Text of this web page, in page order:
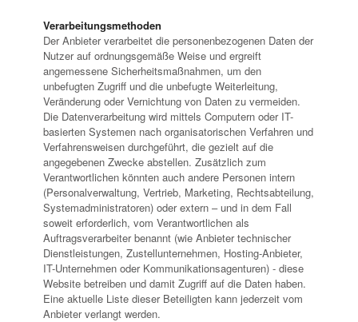
Verarbeitungsmethoden
Der Anbieter verarbeitet die personenbezogenen Daten der
Nutzer auf ordnungsgemäße Weise und ergreift
angemessene Sicherheitsmaßnahmen, um den
unbefugten Zugriff und die unbefugte Weiterleitung,
Veränderung oder Vernichtung von Daten zu vermeiden.
Die Datenverarbeitung wird mittels Computern oder IT-
basierten Systemen nach organisatorischen Verfahren und
Verfahrensweisen durchgeführt, die gezielt auf die
angegebenen Zwecke abstellen. Zusätzlich zum
Verantwortlichen könnten auch andere Personen intern
(Personalverwaltung, Vertrieb, Marketing, Rechtsabteilung,
Systemadministratoren) oder extern – und in dem Fall
soweit erforderlich, vom Verantwortlichen als
Auftragsverarbeiter benannt (wie Anbieter technischer
Dienstleistungen, Zustellunternehmen, Hosting-Anbieter,
IT-Unternehmen oder Kommunikationsagenturen) - diese
Website betreiben und damit Zugriff auf die Daten haben.
Eine aktuelle Liste dieser Beteiligten kann jederzeit vom
Anbieter verlangt werden.